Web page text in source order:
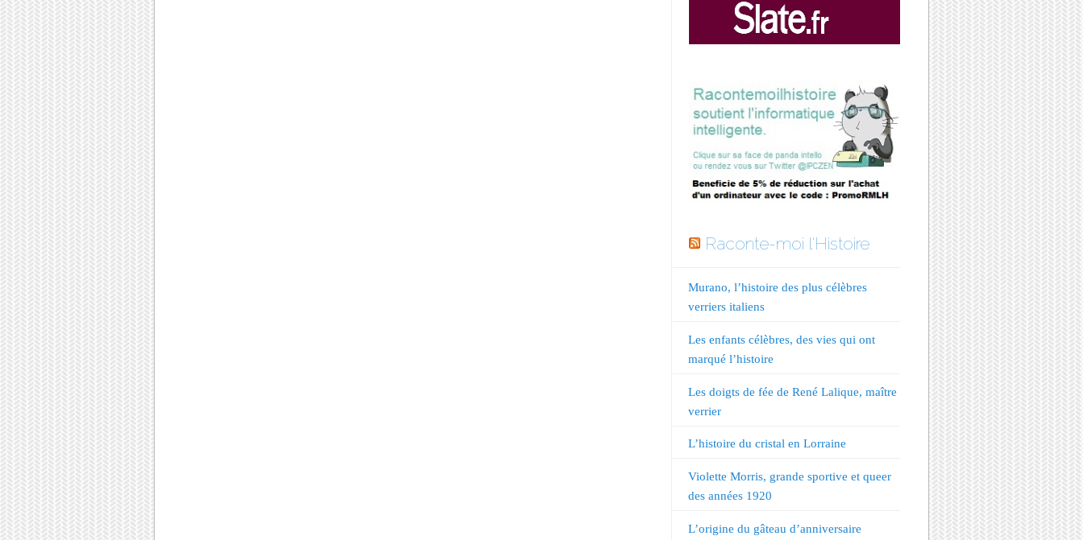
Raconte-moi l'Histoire
Murano, l’histoire des plus célèbres
verriers italiens
Les enfants célèbres, des vies qui ont
marqué l’histoire
Les doigts de fée de René Lalique, maître
verrier
L’histoire du cristal en Lorraine
Violette Morris, grande sportive et queer
des années 1920
L’origine du gâteau d’anniversaire